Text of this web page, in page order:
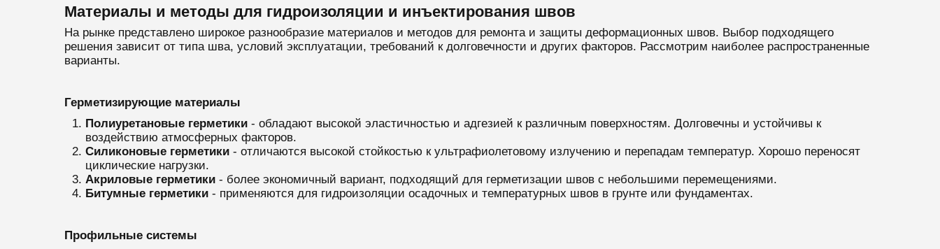
Материалы и методы для гидроизоляции и инъектирования швов
На рынке представлено широкое разнообразие материалов и методов для ремонта и защиты деформационных швов. Выбор подходящего
решения зависит от типа шва, условий эксплуатации, требований к долговечности и других факторов. Рассмотрим наиболее распространенные
варианты.
Герметизирующие материалы
Полиуретановые герметики- обладают высокой эластичностью и адгезией к различным поверхностям. Долговечны и устойчивы к
воздействию атмосферных факторов.
Силиконовые герметики- отличаются высокой стойкостью к ультрафиолетовому излучению и перепадам температур. Хорошо переносят
циклические нагрузки.
Акриловые герметики- более экономичный вариант, подходящий для герметизации швов с небольшими перемещениями.
Битумные герметики- применяются для гидроизоляции осадочных и температурных швов в грунте или фундаментах.
Профильные системы